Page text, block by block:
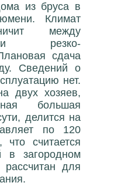
из бруса в
Климат
между
резко-
сдача
Сведений о
нет.
двух хозяев,
большая
делится на
по 120
что считается
в загородном
для